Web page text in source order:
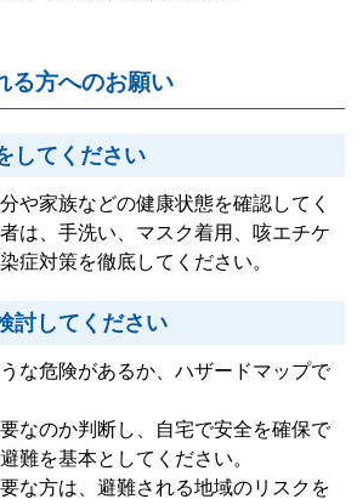
る方へのお願い
してください
や家族などの健康状態を確認してく
は、手洗い、マスク着用、咳エチケ
症対策を徹底してください。
討してください
な危険があるか、ハザードマップで
なのか判断し、自宅で安全を確保で
難を基本としてください。
な方は、避難される地域のリスクを